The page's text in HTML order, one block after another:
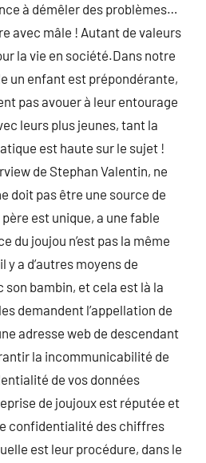
à démêler des problèmes…
avec mâle ! Autant de valeurs
la vie en société.Dans notre
un enfant est prépondérante,
pas avouer à leur entourage
leurs plus jeunes, tant la
est haute sur le sujet !
de Stephan Valentin, ne
doit pas être une source de
est unique, a une fable
du joujou n’est pas la même
a d’autres moyens de
bambin, et cela est là la
demandent l’appellation de
adresse web de descendant
la incommunicabilité de
de vos données
de joujoux est réputée et
confidentialité des chiffres
est leur procédure, dans le